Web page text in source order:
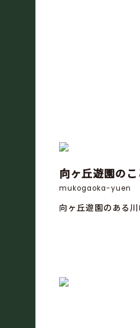
向ヶ丘遊園のこ
mukogaoka-yuen
向ヶ丘遊園のある